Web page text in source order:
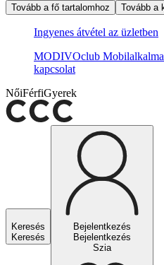
Tovább a fő tartalomhoz
Tovább a
Ingyenes átvétel az üzletben
MODIVOclub
kapcsolat
NőiFérfiGyerek
Keresés
Keresés
Bejelentkezés
Bejelentkezés
Szia